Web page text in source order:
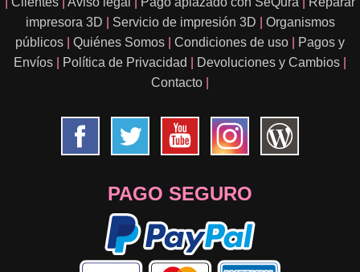
impresora 3D
Servicio de impresión 3D
Organismos
públicos
Quiénes Somos Condiciones de uso
Pagos y
Envíos
Política de Privacidad Devoluciones y Cambios
Contacto
PAGO SEGURO